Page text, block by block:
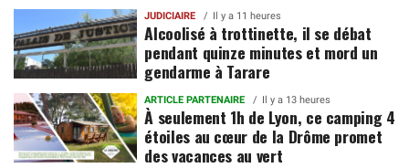
JUDICIAIRE Il y a 11 heures
Alcoolisé à trottinette, il se débat
pendant quinze minutes et mord un
gendarme à Tarare
ARTICLE PARTENAIRE Il y a 13 heures
À seulement 1h de Lyon, ce camping 4
étoiles au cœur de la Drôme promet
des vacances au vert